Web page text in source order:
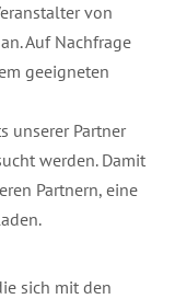
von
Auf Nachfrage
geeigneten
unserer Partner
werden. Damit
Partnern, eine
sich mit den